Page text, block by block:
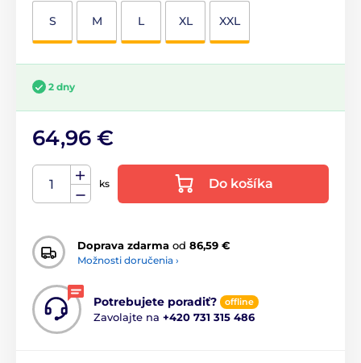
S M L XL XXL
2 dny
64,96 €
ks Do košíka
Doprava zdarma od 86,59 €
Možnosti doručenia ›
Potrebujete poradiť? offline
Zavolajte na +420 731 315 486